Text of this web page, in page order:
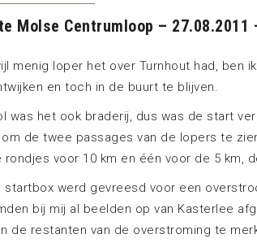
Molse Centrumloop – 27.08.2011
menig loper het over Turnhout had,
en toch in de buurt te blijven.
was het ook braderij, dus was de start
om de twee passages van de lopers te
rondjes voor 10 km en één voor de 5 km,
startbox werd gevreesd voor een
bij mij al beelden op van Kasterlee
de restanten van de overstroming te